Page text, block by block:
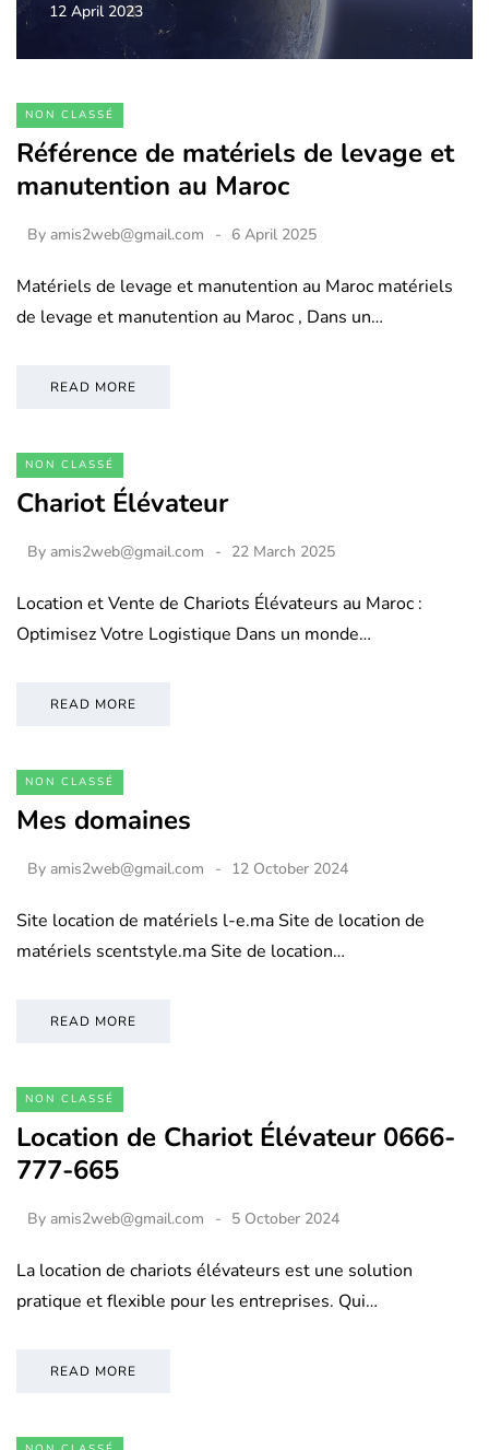
12 April 2023
NON CLASSÉ
Référence de matériels de levage et
manutention au Maroc
By amis2web@gmail.com 6 April 2025
Matériels de levage et manutention au Maroc matériels
de levage et manutention au Maroc , Dans un…
READ MORE
NON CLASSÉ
Chariot Élévateur
By amis2web@gmail.com 22 March 2025
Location et Vente de Chariots Élévateurs au Maroc :
Optimisez Votre Logistique Dans un monde…
READ MORE
NON CLASSÉ
Mes domaines
By amis2web@gmail.com 12 October 2024
Site location de matériels l-e.ma Site de location de
matériels scentstyle.ma Site de location…
READ MORE
NON CLASSÉ
Location de Chariot Élévateur 0666-
777-665
By amis2web@gmail.com 5 October 2024
La location de chariots élévateurs est une solution
pratique et flexible pour les entreprises. Qui…
READ MORE